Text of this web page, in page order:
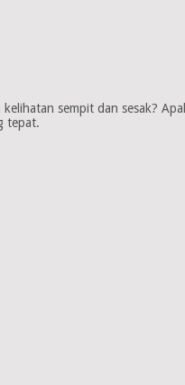
sempit dan sesak?
tepat.